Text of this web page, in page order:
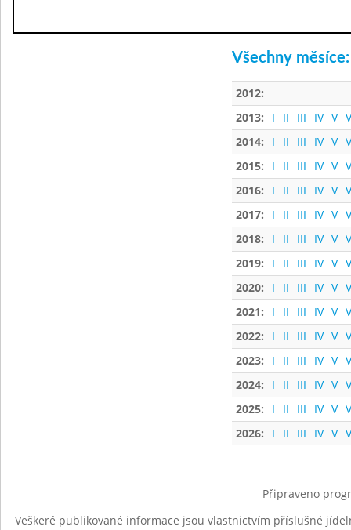
Všechny měsíce:
2012:
2013:
I II III IV V
2014:
I II III IV V
2015:
I II III IV V
2016:
I II III IV V
2017:
I II III IV V
2018:
I II III IV V
2019:
I II III IV V
2020:
I II III IV V
2021:
I II III IV V
2022:
I II III IV V
2023:
I II III IV V
2024:
I II III IV V
2025:
I II III IV V
2026:
I II III IV V
Připraveno
Veškeré publikované informace jsou vlastnictvím příslušné